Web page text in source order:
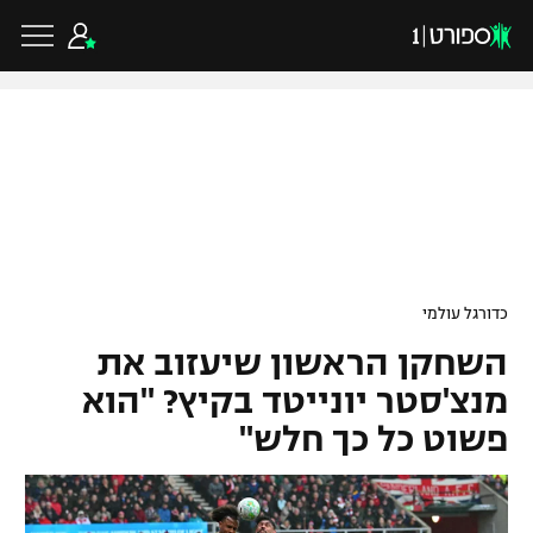
גביע הטוטו
ליגיונרים
גביע המדינה
ליגת האלופות
ליגה אירופית
ליגה אנגלית
כדורסל ישראלי
ליגת ווינר סל
ליגה לאומית
כדורסל עולמי
NBA
כדורגל עולמי
השחקן הראשון שיעזוב את
מנצ'סטר יונייטד בקיץ? "הוא
פשוט כל כך חלש"